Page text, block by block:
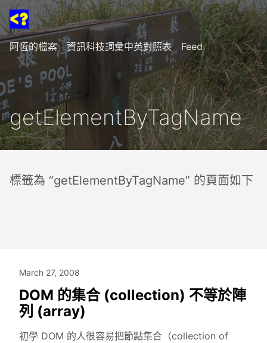
阿恆的檔案 資訊科技詞彙中英對照表 Feed
getElementByTagName
標籤為 “getElementByTagName” 的頁面如下
March 27, 2008
DOM 的集合 (collection) 不等於陣
列 (array)
初學 DOM 的人很容易把節點集合（collection of